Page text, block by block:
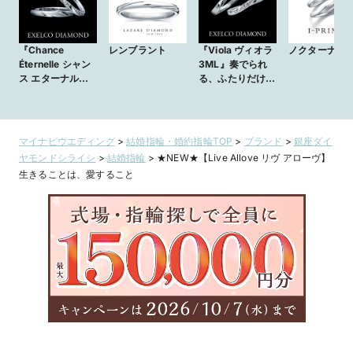
『Chance
Éternelle シャン
ス エターナル』
レンブラント
『Viola ヴィオラ
3ML』奏でられ
る、ふたりだけの
ノクターナル
マイナビウエディング>結婚指輪・婚約指輪TOP > ブランド > 銀座ダイ
ヤモンドシライシ > 結婚指輪 > ★NEW★【Live Allove リヴ アローヴ】
生きることは、愛すること